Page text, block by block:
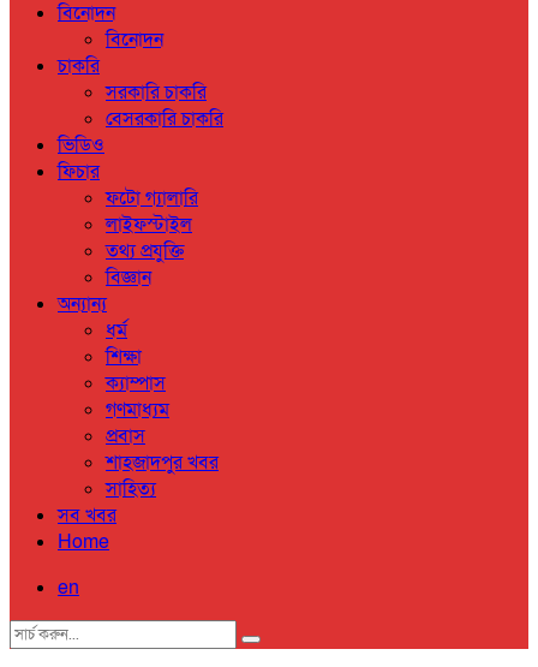
বিনোদন
বিনোদন
চাকরি
সরকারি চাকরি
বেসরকারি চাকরি
ভিডিও
ফিচার
ফটো গ্যালারি
লাইফস্টাইল
তথ্য প্রযুক্তি
বিজ্ঞান
অন্যান্য
ধর্ম
শিক্ষা
ক্যাম্পাস
গণমাধ্যম
প্রবাস
শাহজাদপুর খবর
সাহিত্য
সব খবর
Home
en